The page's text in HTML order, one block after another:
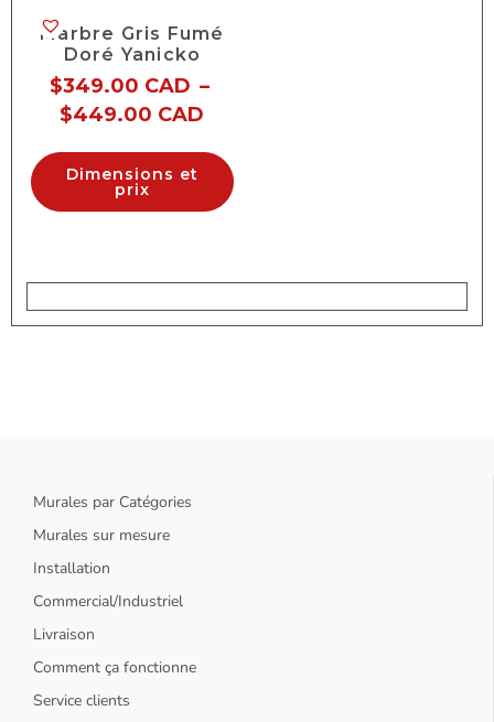
Marbre Gris Fumé
Doré Yanicko
$349.00 CAD –
$449.00 CAD
Dimensions et
prix
Murales par Catégories
Murales sur mesure
Installation
Commercial/Industriel
Livraison
Comment ça fonctionne
Service clients